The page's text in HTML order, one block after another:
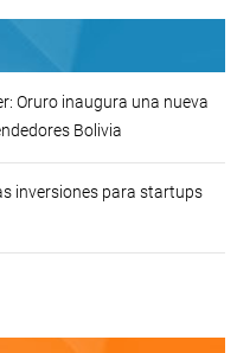
Oruro inaugura una nueva
Bolivia
inversiones para startups